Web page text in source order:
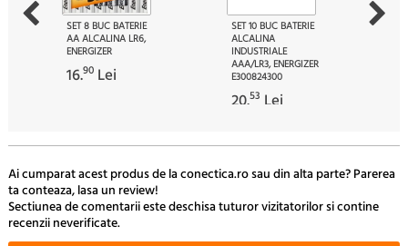
SET 8 BUC BATERIE
AA ALCALINA LR6,
ENERGIZER
16.90 Lei
SET 10 BUC BATERIE
ALCALINA
INDUSTRIALE
AAA/LR3, ENERGIZER
E300824300
20.53 Lei
Ai cumparat acest produs de la conectica.ro sau din alta parte? Parerea
ta conteaza, lasa un review!
Sectiunea de comentarii este deschisa tuturor vizitatorilor si contine
recenzii neverificate.